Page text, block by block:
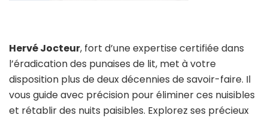
Hervé Jocteur, fort d’une expertise certifiée dans
l’éradication des punaises de lit, met à votre
disposition plus de deux décennies de savoir-faire. Il
vous guide avec précision pour éliminer ces nuisibles
et rétablir des nuits paisibles. Explorez ses précieux